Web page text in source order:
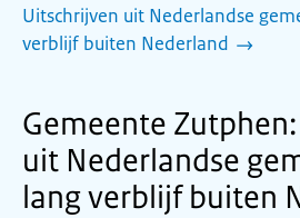
Uitschrijven uit Nederlandse
verblijf buiten Nederland
Gemeente
uit Nederlandse
lang verblijf buiten